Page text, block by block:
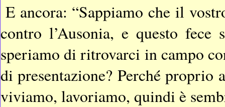
E ancora: “Sappiamo che il
contro l’Ausonia, e questo
speriamo di ritrovarci in campo
di presentazione? Perché proprio
viviamo, lavoriamo, quindi è